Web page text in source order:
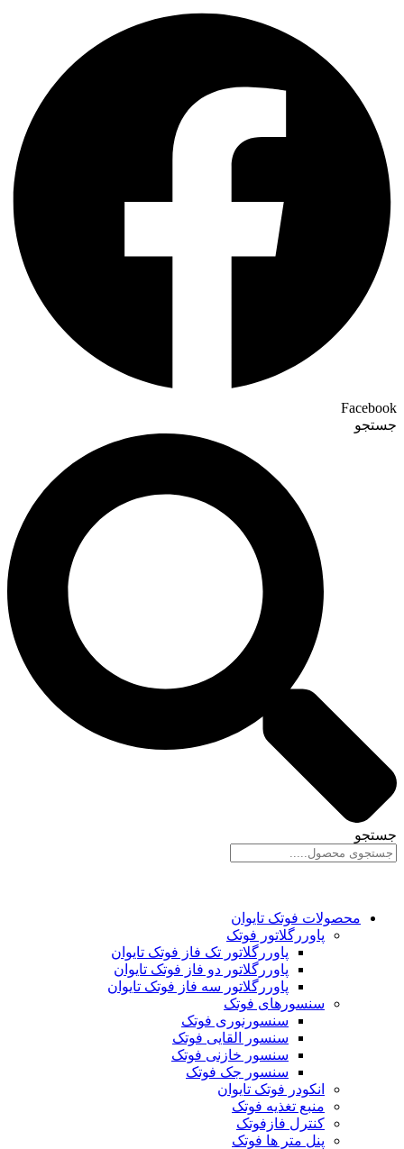
Facebook
جستجو
جستجو
محصولات فوتک تایوان
پاوررگلاتور فوتک
پاوررگلاتور تک فاز فوتک تایوان
پاوررگلاتور دو فاز فوتک تایوان
پاوررگلاتور سه فاز فوتک تایوان
سنسورهای فوتک
سنسورنوری فوتک
سنسور القایی فوتک
سنسور خازنی فوتک
سنسور جک فوتک
انکودر فوتک تایوان
منبع تغذیه فوتک
کنترل فازفوتک
پنل متر ها فوتک